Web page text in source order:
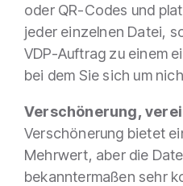
oder QR-Codes und
jeder einzelnen Datei,
VDP-Auftrag zu einem
bei dem Sie sich um
Verschönerung,
Verschönerung bietet
Mehrwert, aber die
bekanntermaßen sehr